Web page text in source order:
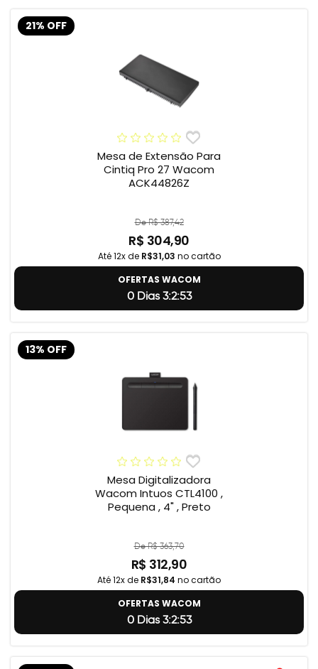
21% OFF
Mesa de Extensão Para
Cintiq Pro 27 Wacom
ACK44826Z
De R$ 387,42
R$ 304,90
Até 12x de R$31,03 no cartão
OFERTAS WACOM
0 Dias 3:2:52
13% OFF
Mesa Digitalizadora
Wacom Intuos CTL4100 ,
Pequena , 4" , Preto
De R$ 363,70
R$ 312,90
Até 12x de R$31,84 no cartão
OFERTAS WACOM
0 Dias 3:2:52